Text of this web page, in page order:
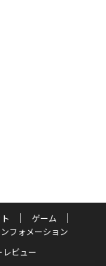
ゲーム
フォメーション
レビュー